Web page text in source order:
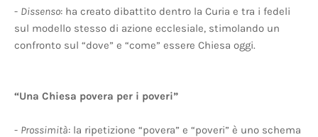
- Dissenso: ha creato dibattito dentro la Curia e tra i fedeli
sul modello stesso di azione ecclesiale, stimolando un
confronto sul “dove” e “come” essere Chiesa oggi.
“Una Chiesa povera per i poveri”
- Prossimità: la ripetizione “povera” e “poveri” è uno schema